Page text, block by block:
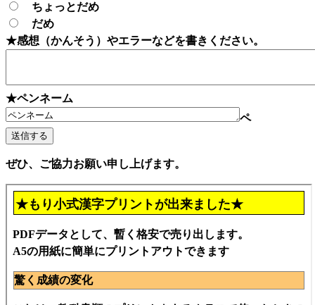
ちょっとだめ
だめ
★感想（かんそう）やエラーなどを書きください。
★ペンネーム
ペ
ぜひ、ご協力お願い申し上げます。